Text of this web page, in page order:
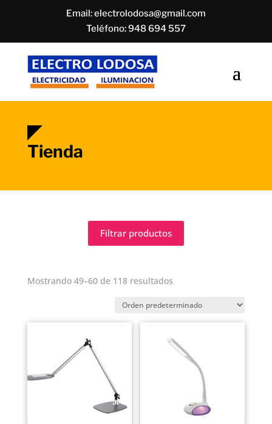
Email:electrolodosa@gmail.com
Teléfono:948 694 557
Tienda
Filtrar productos
Mostrando 49–60 de 118 resultados